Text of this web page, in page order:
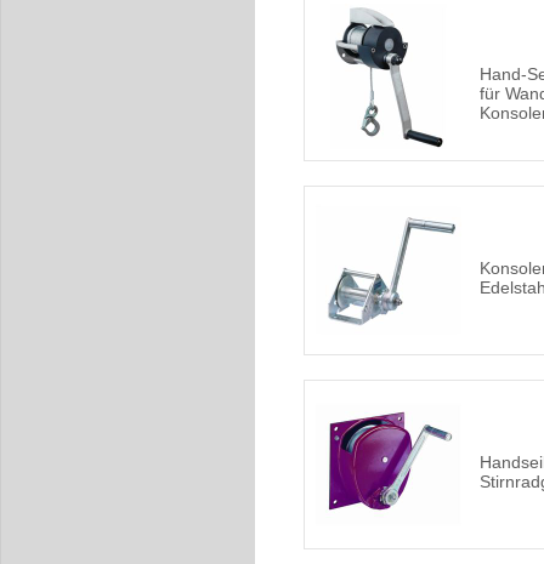
Hand-
für